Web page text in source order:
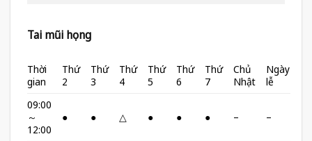
Tai mũi họng
Thời
gian
Thứ
2
Thứ
3
Thứ
4
Thứ
5
Thứ
6
Thứ
7
Chủ
Nhật
Ngày
lễ
09:00
～
12:00
● ● △ ● ● ● – –